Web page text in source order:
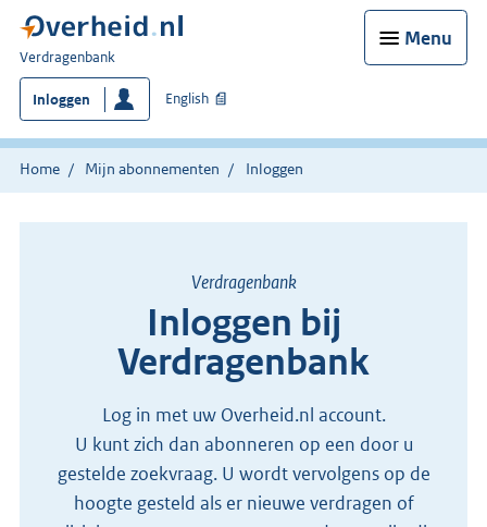
Menu
U
bent
hier:
Verdragenbank
Inloggen English
Home Mijn abonnementen Inloggen
Inloggen bij
Verdragenbank
Verdragenbank
Log in met uw Overheid.nl account.
U kunt zich dan abonneren op een door u
gestelde zoekvraag. U wordt vervolgens op de
hoogte gesteld als er nieuwe verdragen of